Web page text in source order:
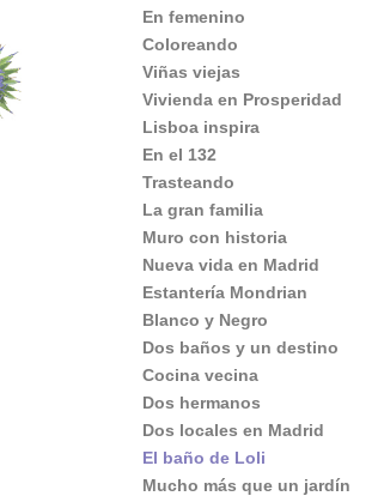
En femenino
Coloreando
Viñas viejas
Vivienda en Prosperidad
Lisboa inspira
En el 132
Trasteando
La gran familia
Muro con historia
Nueva vida en Madrid
Estantería Mondrian
Blanco y Negro
Dos baños y un destino
Cocina vecina
Dos hermanos
Dos locales en Madrid
El baño de Loli
Mucho más que un jardín